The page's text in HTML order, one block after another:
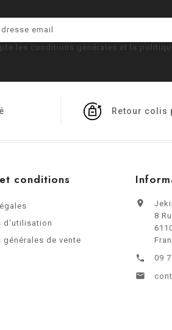
les conditions générales et la
Retour colis
conditions
d'utilisation
générales de vente

8
 09
